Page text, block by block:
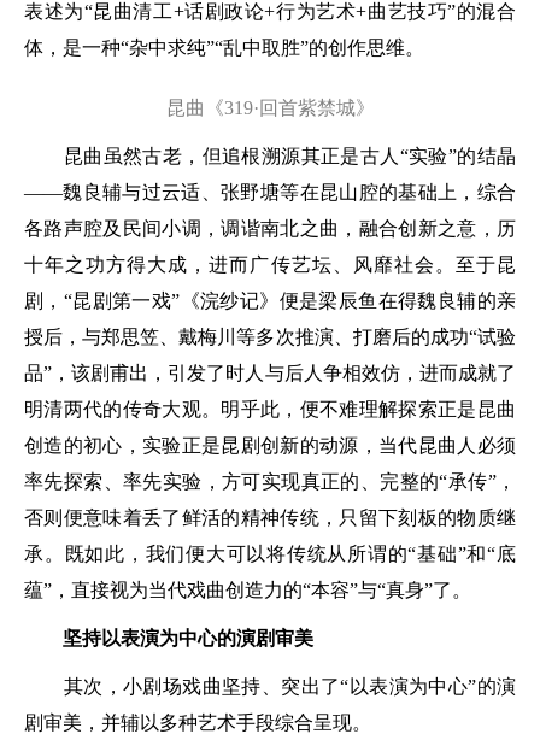
表述为“昆曲清工+话剧政论+行为艺术+曲艺技巧”的混合
体，是一种“杂中求纯”“乱中取胜”的创作思维。
昆曲《319·回首紫禁城》
昆曲虽然古老，但追根溯源其正是古人“实验”的结晶
——魏良辅与过云适、张野塘等在昆山腔的基础上，综合
各路声腔及民间小调，调谐南北之曲，融合创新之意，历
十年之功方得大成，进而广传艺坛、风靡社会。至于昆
剧，“昆剧第一戏”《浣纱记》便是梁辰鱼在得魏良辅的亲
授后，与郑思笠、戴梅川等多次推演、打磨后的成功“试验
品”，该剧甫出，引发了时人与后人争相效仿，进而成就了
明清两代的传奇大观。明乎此，便不难理解探索正是昆曲
创造的初心，实验正是昆剧创新的动源，当代昆曲人必须
率先探索、率先实验，方可实现真正的、完整的“承传”，
否则便意味着丢了鲜活的精神传统，只留下刻板的物质继
承。既如此，我们便大可以将传统从所谓的“基础”和“底
蕴”，直接视为当代戏曲创造力的“本容”与“真身”了。
坚持以表演为中心的演剧审美
其次，小剧场戏曲坚持、突出了“以表演为中心”的演
剧审美，并辅以多种艺术手段综合呈现。